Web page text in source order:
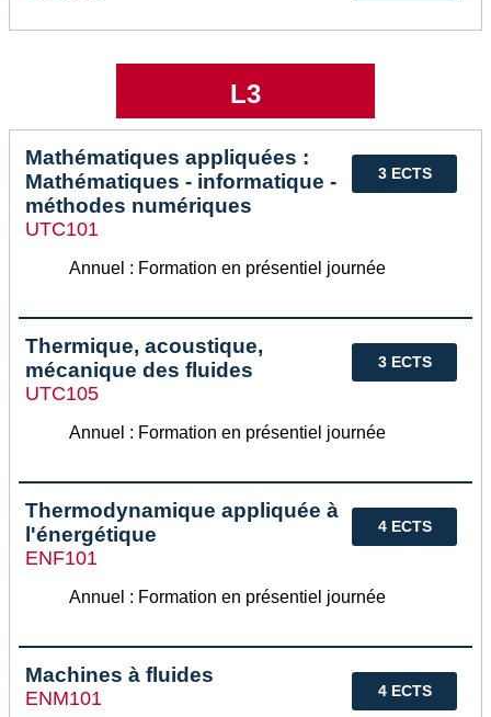
L3
3 ECTS
Mathématiques appliquées :
Mathématiques - informatique -
méthodes numériques
UTC101
Annuel : Formation en présentiel journée
3 ECTS
Thermique, acoustique,
mécanique des fluides
UTC105
Annuel : Formation en présentiel journée
4 ECTS
Thermodynamique appliquée à
l'énergétique
ENF101
Annuel : Formation en présentiel journée
4 ECTS
Machines à fluides
ENM101